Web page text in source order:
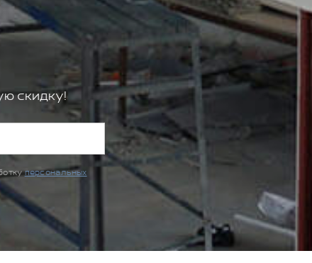
скидку!
персональных